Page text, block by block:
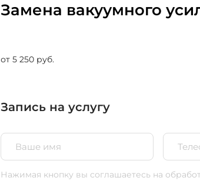
Замена вакуумного
от 5 250 руб.
Запись на услугу
Нажимая кнопку вы соглашаетесь на